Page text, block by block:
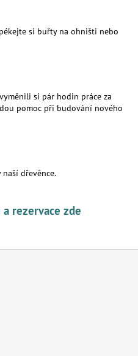
si buřty na ohništi nebo
si pár hodin práce za
pomoc při budování nového
dřevěnce.
rezervace zde